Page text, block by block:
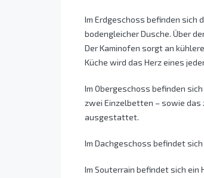
Im Erdgeschoss befinden sich
bodengleicher Dusche. Über
Der Kaminofen sorgt an
Küche wird das Herz eines
Im Obergeschoss befinden
zwei Einzelbetten – sowie das
ausgestattet.
Im Dachgeschoss befindet
Im Souterrain befindet sich